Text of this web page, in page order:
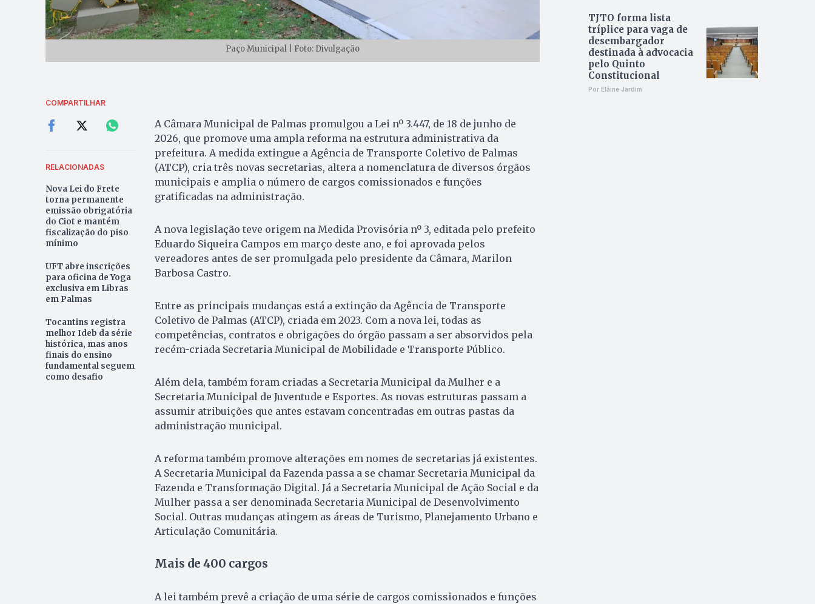
Paço Municipal | Foto: Divulgação
COMPARTILHAR
RELACIONADAS
Nova Lei do Frete
torna permanente
emissão obrigatória
do Ciot e mantém
fiscalização do piso
mínimo
UFT abre inscrições
para oficina de Yoga
exclusiva em Libras
em Palmas
Tocantins registra
melhor Ideb da série
histórica, mas anos
finais do ensino
fundamental seguem
como desafio
A Câmara Municipal de Palmas promulgou a Lei nº 3.447, de 18 de junho de
2026, que promove uma ampla reforma na estrutura administrativa da
prefeitura. A medida extingue a Agência de Transporte Coletivo de Palmas
(ATCP), cria três novas secretarias, altera a nomenclatura de diversos órgãos
municipais e amplia o número de cargos comissionados e funções
gratificadas na administração.
A nova legislação teve origem na Medida Provisória nº 3, editada pelo prefeito
Eduardo Siqueira Campos em março deste ano, e foi aprovada pelos
vereadores antes de ser promulgada pelo presidente da Câmara, Marilon
Barbosa Castro.
Entre as principais mudanças está a extinção da Agência de Transporte
Coletivo de Palmas (ATCP), criada em 2023. Com a nova lei, todas as
competências, contratos e obrigações do órgão passam a ser absorvidos pela
recém-criada Secretaria Municipal de Mobilidade e Transporte Público.
Além dela, também foram criadas a Secretaria Municipal da Mulher e a
Secretaria Municipal de Juventude e Esportes. As novas estruturas passam a
assumir atribuições que antes estavam concentradas em outras pastas da
administração municipal.
A reforma também promove alterações em nomes de secretarias já existentes.
A Secretaria Municipal da Fazenda passa a se chamar Secretaria Municipal da
Fazenda e Transformação Digital. Já a Secretaria Municipal de Ação Social e da
Mulher passa a ser denominada Secretaria Municipal de Desenvolvimento
Social. Outras mudanças atingem as áreas de Turismo, Planejamento Urbano e
Articulação Comunitária.
Mais de 400 cargos
A lei também prevê a criação de uma série de cargos comissionados e funções
TJTO forma lista
tríplice para vaga de
desembargador
destinada à advocacia
pelo Quinto
Constitucional
Por Elâine Jardim